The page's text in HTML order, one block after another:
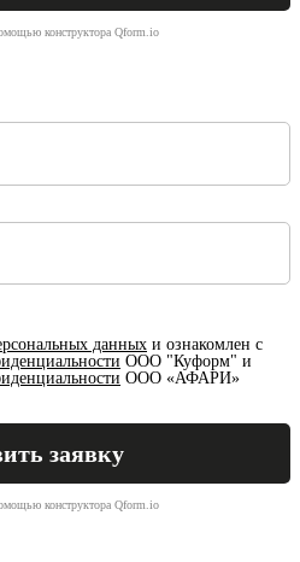
конструктора Qform.io
данных и ознакомлен с
ООО "Куформ" и
ООО «АФАРИ»
конструктора Qform.io